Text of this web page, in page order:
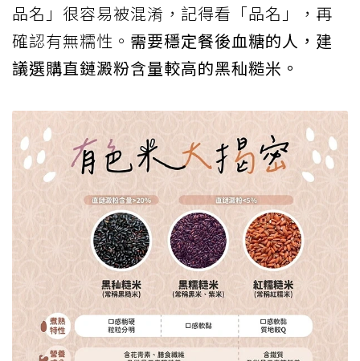
品名」很容易被混淆，記得看「品名」，再
確認有無糯性。 需要穩定餐後血糖的人，建
議選購直鏈澱粉含量較高的黑秈糙米。